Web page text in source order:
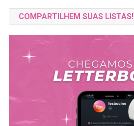
COMPARTILHEM SUAS LISTAS!